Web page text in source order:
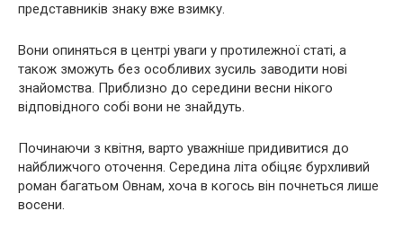
представників знаку вже взимку.
Вони опиняться в центрі уваги у протилежної статі, а
також зможуть без особливих зусиль заводити нові
знайомства. Приблизно до середини весни нікого
відповідного собі вони не знайдуть.
Починаючи з квітня, варто уважніше придивитися до
найближчого оточення. Середина літа обіцяє бурхливий
роман багатьом Овнам, хоча в когось він почнеться лише
восени.